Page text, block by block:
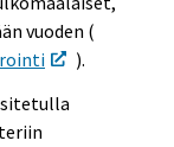
vuoden (
).